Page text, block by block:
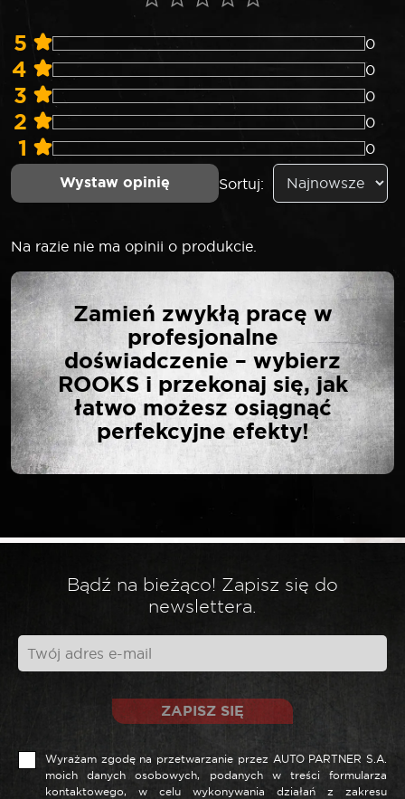
5 0
4 0
3 0
2 0
1 0
Wystaw opinię Sortuj:
Na razie nie ma opinii o produkcie.
NAPISZ PIERWSZĄ
OPINIĘ O „ROOKS LONG
BIT 10 MM 3/8″ TORX
T45 X 75 MM S2”
Twój adres email nie zostanie opublikowany.
Wymagane pola są oznaczone
*
Twoja opinia*
Zamień zwykłą pracę w
profesjonalne
doświadczenie – wybierz
ROOKS i przekonaj się, jak
łatwo możesz osiągnąć
perfekcyjne efekty!
Bądź na bieżąco! Zapisz się do
newslettera.
ZAPISZ SIĘ
Wyrażam zgodę na przetwarzanie przez AUTO PARTNER S.A.
moich danych osobowych, podanych w treści formularza
kontaktowego, w celu wykonywania działań z zakresu